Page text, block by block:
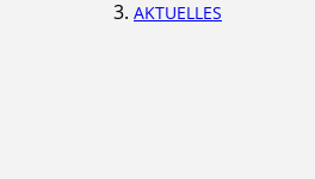
AKTUELLES